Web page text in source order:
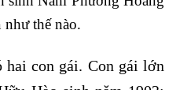
thế nào.
hai con gái. Con gái lớn